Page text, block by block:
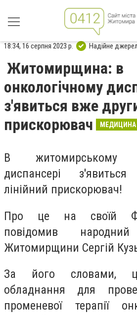
18:34, 16 серпня 2023 р. Надійне
Житомирщина: в
онкологічному
з'явиться вже
прискорювач
МЕДИЦИНА
В житомирському
диспансері
лінійний прискорювач!
Про це на своїй
повідомив
Житомирщини Сергій
За його словами,
обладнання для
променевої терапії